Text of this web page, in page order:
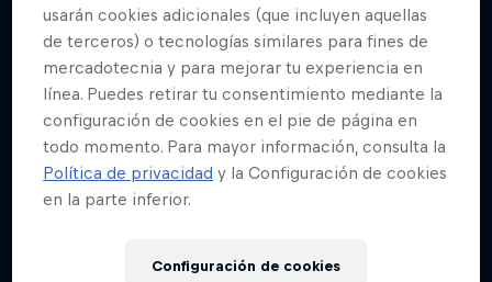
usarán cookies adicionales (que incluyen aquellas
de terceros) o tecnologías similares para fines de
mercadotecnia y para mejorar tu experiencia en
línea. Puedes retirar tu consentimiento mediante la
configuración de cookies en el pie de página en
todo momento. Para mayor información, consulta la
Política de privacidad y la Configuración de cookies
en la parte inferior.
Configuración de cookies